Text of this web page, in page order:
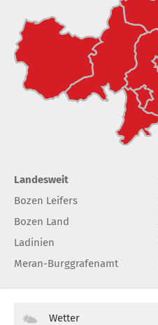
Landesweit
Bozen Leifers
Bozen Land
Ladinien
Meran-Burggrafenamt
Wetter